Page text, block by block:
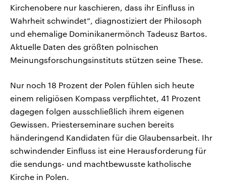
Kirchenobere nur kaschieren, dass ihr Einfluss in
Wahrheit schwindet“, diagnostiziert der Philosoph
und ehemalige Dominikanermönch Tadeusz Bartos.
Aktuelle Daten des größten polnischen
Meinungsforschungsinstituts stützen seine These.
Nur noch 18 Prozent der Polen fühlen sich heute
einem religiösen Kompass verpflichtet, 41 Prozent
dagegen folgen ausschließlich ihrem eigenen
Gewissen. Priesterseminare suchen bereits
händeringend Kandidaten für die Glaubensarbeit. Ihr
schwindender Einfluss ist eine Herausforderung für
die sendungs- und machtbewusste katholische
Kirche in Polen.